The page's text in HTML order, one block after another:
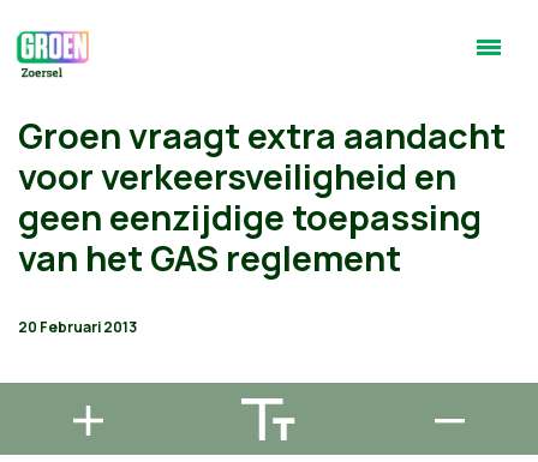
Groen vraagt extra aandacht
voor verkeersveiligheid en
geen eenzijdige toepassing
van het GAS reglement
20 Februari 2013